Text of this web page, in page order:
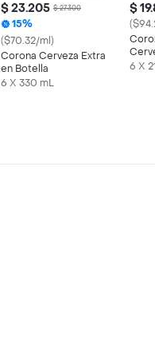
$ 23.205 $ 27.300
15%
($70.32/ml)
Corona Cerveza Extra
en Botella
6 X 330 mL
$
6 X